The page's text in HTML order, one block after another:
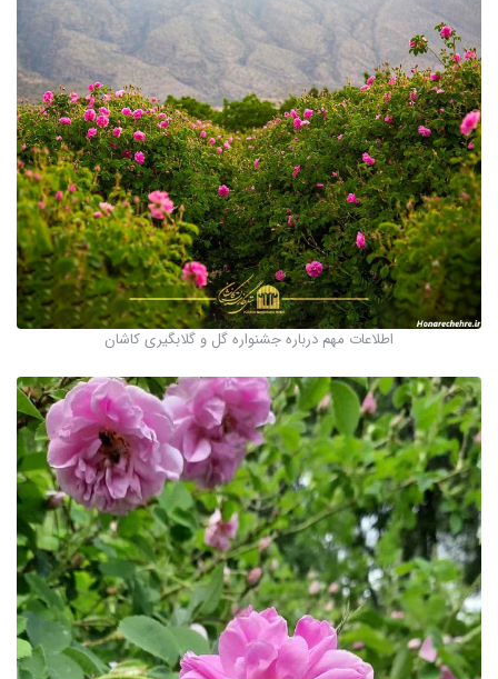
اطلاعات مهم درباره جشنواره گل و گلابگیری کاشان